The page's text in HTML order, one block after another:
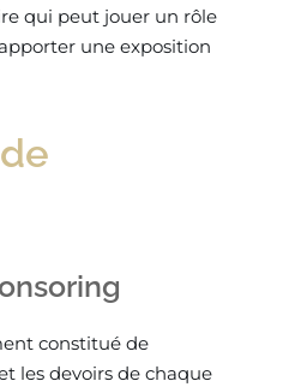
qui peut jouer un rôle
une exposition
constitué de
les devoirs de chaque